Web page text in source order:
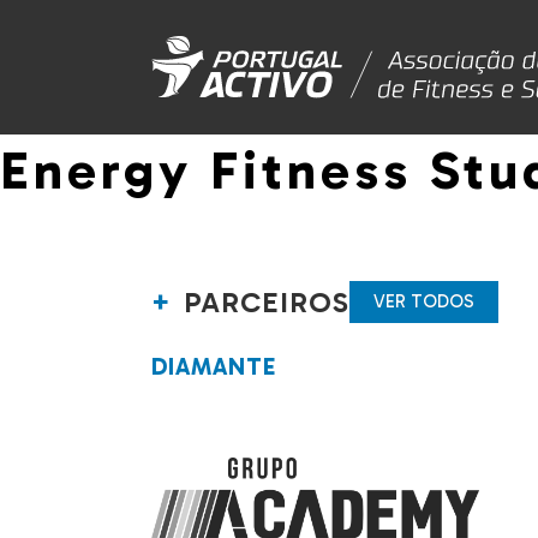
Energy Fitness
PARCEIROS VER TODOS
DIAMANTE